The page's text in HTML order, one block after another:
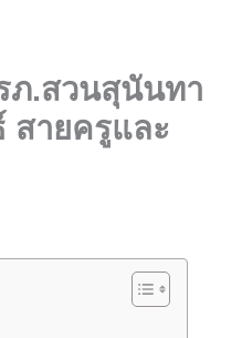
ภ.สวนสุนันทา
สายครูและ